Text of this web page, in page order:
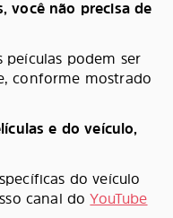
você não precisa de
peículas podem ser
conforme mostrado
e do veículo,
do veículo
canal doYouTube